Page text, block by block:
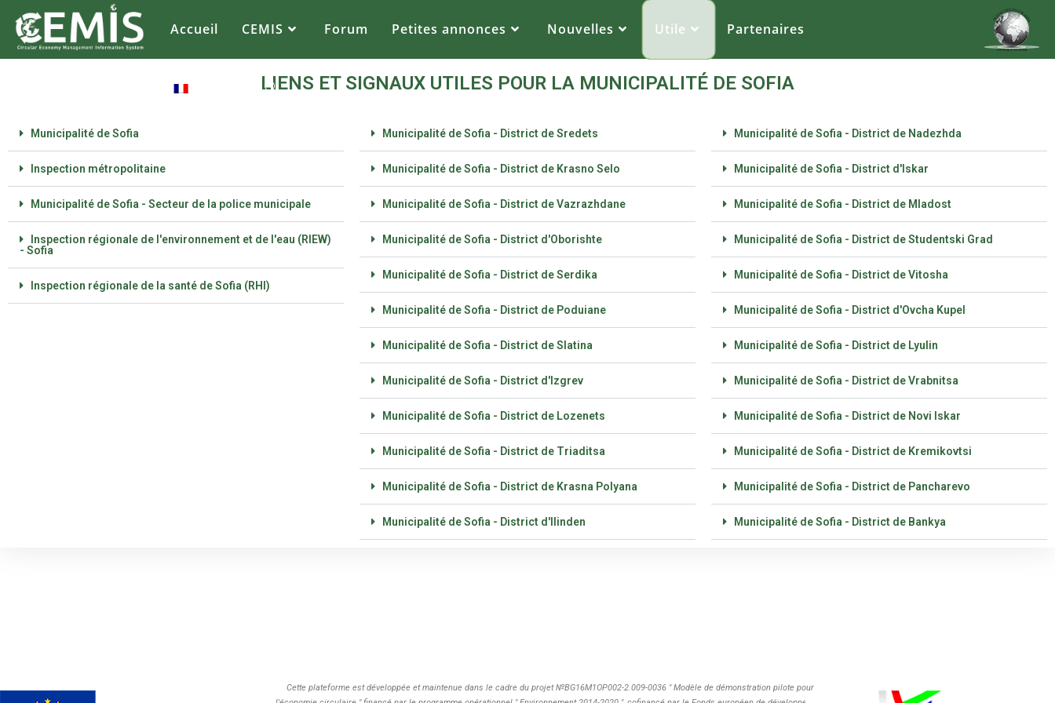
Accueil CEMIS Forum Petites annonces Nouvelles Utile Partenaires
LIENS ET SIGNAUX UTILES POUR LA MUNICIPALITÉ DE SOFIA
Municipalité de Sofia
Inspection métropolitaine
Municipalité de Sofia - Secteur de la police municipale
Inspection régionale de l'environnement et de l'eau (RIEW)
- Sofia
Inspection régionale de la santé de Sofia (RHI)
Municipalité de Sofia - District de Sredets
Municipalité de Sofia - District de Krasno Selo
Municipalité de Sofia - District de Vazrazhdane
Municipalité de Sofia - District d'Oborishte
Municipalité de Sofia - District de Serdika
Municipalité de Sofia - District de Poduiane
Municipalité de Sofia - District de Slatina
Municipalité de Sofia - District d'Izgrev
Municipalité de Sofia - District de Lozenets
Municipalité de Sofia - District de Triaditsa
Municipalité de Sofia - District de Krasna Polyana
Municipalité de Sofia - District d'Ilinden
Municipalité de Sofia - District de Nadezhda
Municipalité de Sofia - District d'Iskar
Municipalité de Sofia - District de Mladost
Municipalité de Sofia - District de Studentski Grad
Municipalité de Sofia - District de Vitosha
Municipalité de Sofia - District d'Ovcha Kupel
Municipalité de Sofia - District de Lyulin
Municipalité de Sofia - District de Vrabnitsa
Municipalité de Sofia - District de Novi Iskar
Municipalité de Sofia - District de Kremikovtsi
Municipalité de Sofia - District de Pancharevo
Municipalité de Sofia - District de Bankya
Cette plateforme est développée et maintenue dans le cadre du projet №BG16M1OP002-2.009-0036 " Modèle de démonstration pilote pour